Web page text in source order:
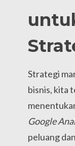
Strategi
bisnis, kita
Google
peluang